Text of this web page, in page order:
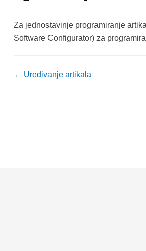
Za jednostavinje programiranje
Software Configurator) za
← Uređivanje artikala